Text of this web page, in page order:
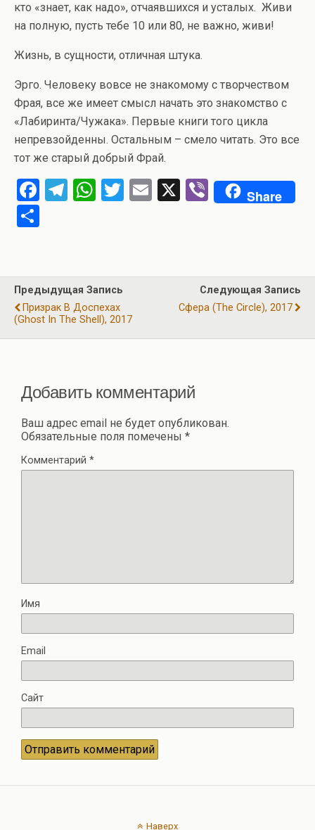
кто «знает, как надо», отчаявшихся и усталых. Живи
на полную, пусть тебе 10 или 80, не важно, живи!
Жизнь, в сущности, отличная штука.
Эрго. Человеку вовсе не знакомому с творчеством
Фрая, все же имеет смысл начать это знакомство с
«Лабиринта/Чужака». Первые книги того цикла
непревзойденны. Остальным – смело читать. Это все
тот же старый добрый Фрай.
F
o
o
k
T
a
m
W
A
p
p
T
E
X
Vi
Share
р
а
в
Предыдущая Запись
Призрак В Доспехах
(Ghost In The Shell), 2017
Следующая Запись
Сфера (The Circle), 2017
Добавить комментарий
Ваш адрес email не будет опубликован.
Обязательные поля помечены *
Комментарий *
Имя
Email
Сайт
Наверх